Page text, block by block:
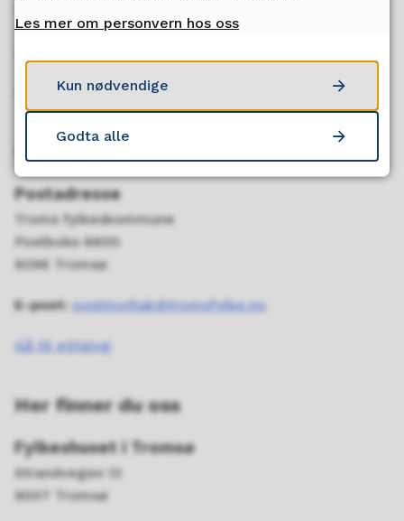
Send oss faktura
Postadresse
Troms fylkeskommune
Postboks 6600
9296 Tromsø
E-post: postmottak@tromsfylke.no
Gå til eDialog
Her finner du oss
Fylkeshuset i Tromsø
Strandvegen 13
9007 Tromsø
Les mer om personvern hos oss
Kun nødvendige
Godta alle